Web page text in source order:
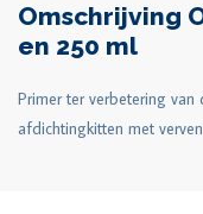
Omschrijving
en 250 ml
Primer ter verbetering van
afdichtingkitten met